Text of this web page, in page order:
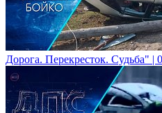
Дорога. Перекресток. Судьба" |